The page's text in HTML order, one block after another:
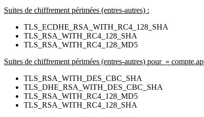
Suites de chiffrement périmées (entres-autres) :
TLS_ECDHE_RSA_WITH_RC4_128_SHA
TLS_RSA_WITH_RC4_128_SHA
TLS_RSA_WITH_RC4_128_MD5
Suites de chiffrement périmées (entres-autres) pour »
TLS_RSA_WITH_DES_CBC_SHA
TLS_DHE_RSA_WITH_DES_CBC_SHA
TLS_RSA_WITH_RC4_128_MD5
TLS_RSA_WITH_RC4_128_SHA